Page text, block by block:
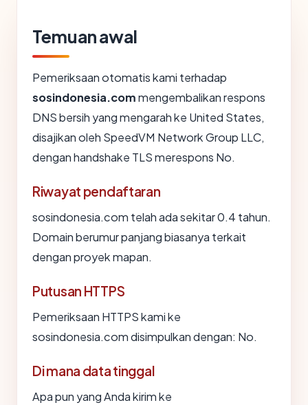
Temuan awal
Pemeriksaan otomatis kami terhadap
sosindonesia.commengembalikan respons
DNS bersih yang mengarah ke United States,
disajikan oleh SpeedVM Network Group LLC,
dengan handshake TLS merespons No.
Riwayat pendaftaran
sosindonesia.com telah ada sekitar 0.4 tahun.
Domain berumur panjang biasanya terkait
dengan proyek mapan.
Putusan HTTPS
Pemeriksaan HTTPS kami ke
sosindonesia.com disimpulkan dengan: No.
Di mana data tinggal
Apa pun yang Anda kirim ke